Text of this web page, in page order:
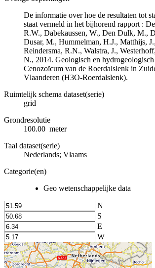
De informatie over hoe de resultaten tot
staat vermeld in het bijhorend rapport :
R.W., Dabekaussen, W., Den Dulk, M.,
Dusar, M., Hummelman, H.J., Matthijs,
Reindersma, R.N., Walstra, J.,
N., 2014. Geologisch en
Cenozoïcum van de Roerdalslenk in
Vlaanderen (H3O-Roerdalslenk).
Ruimtelijk schema dataset(serie)
grid
Grondresolutie
100.00 meter
Taal dataset(serie)
Nederlands; Vlaams
Categorie(en)
Geo wetenschappelijke data
N
S
E
W